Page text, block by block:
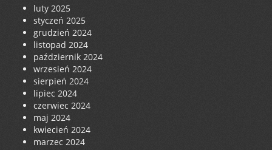
luty 2025
styczeń 2025
grudzień 2024
listopad 2024
październik 2024
wrzesień 2024
sierpień 2024
lipiec 2024
czerwiec 2024
maj 2024
kwiecień 2024
marzec 2024